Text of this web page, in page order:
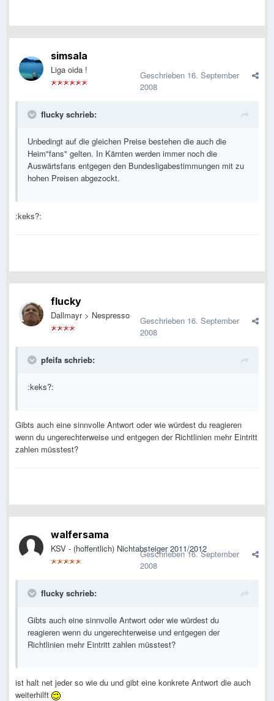
simsala
Liga oida ! Geschrieben 16. September
2008
flucky schrieb:
Unbedingt auf die gleichen Preise bestehen die auch die
Heim"fans" gelten. In Kärnten werden immer noch die
Auswärtsfans entgegen den Bundesligabestimmungen mit zu
hohen Preisen abgezockt.
:keks?:
flucky
Dallmayr > Nespresso Geschrieben 16. September
2008
pfeifa schrieb:
:keks?:
Gibts auch eine sinnvolle Antwort oder wie würdest du reagieren
wenn du ungerechterweise und entgegen der Richtlinien mehr Eintritt
zahlen müsstest?
walfersama
KSV - (hoffentlich) Nichtabsteiger 2011/2012
Geschrieben16. September
2008
flucky schrieb:
Gibts auch eine sinnvolle Antwort oder wie würdest du
reagieren wenn du ungerechterweise und entgegen der
Richtlinien mehr Eintritt zahlen müsstest?
ist halt net jeder so wie du und gibt eine konkrete Antwort die auch
weiterhilft